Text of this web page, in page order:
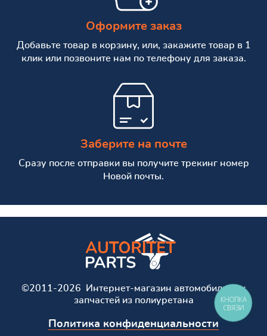
Оформите заказ
Добавьте товар в корзину, или, закажите товар в 1
клик или позвоните нам по телефону для заказа.
Заберите на почте
Сразу после отправки вы получите трекинг номер
Новой почты.
©2011-2026 Интернет-магазин автомобильных
запчастей из полиуретана
Политика конфиденциальности
КНОПКА
СВЯЗИ